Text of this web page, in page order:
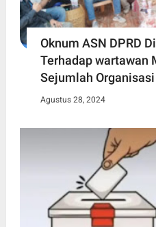
Oknum ASN DPRD
Terhadap wartawan
Sejumlah
Agustus 28, 2024